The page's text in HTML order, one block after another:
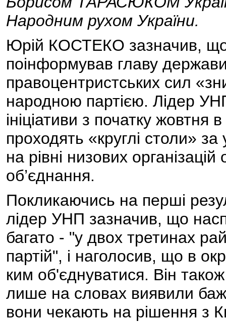
Народним рухом України.
Юрій КОСТЕКО зазначив, що
поінформував главу
правоцентристських сил
народною партією. Лідер
ініціативи з початку
проходять «круглі столи» за
на рівні низових
об’єднання.
Покликаючись на перші
лідер УНП зазначив, що
багато - "у двох третинах
партій", і наголосив, що в
ким об'єднуватися. Він
лише на словах виявили
вони чекають на рішення з